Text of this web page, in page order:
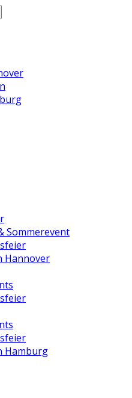
Sommerevent
Hannover
Hamburg